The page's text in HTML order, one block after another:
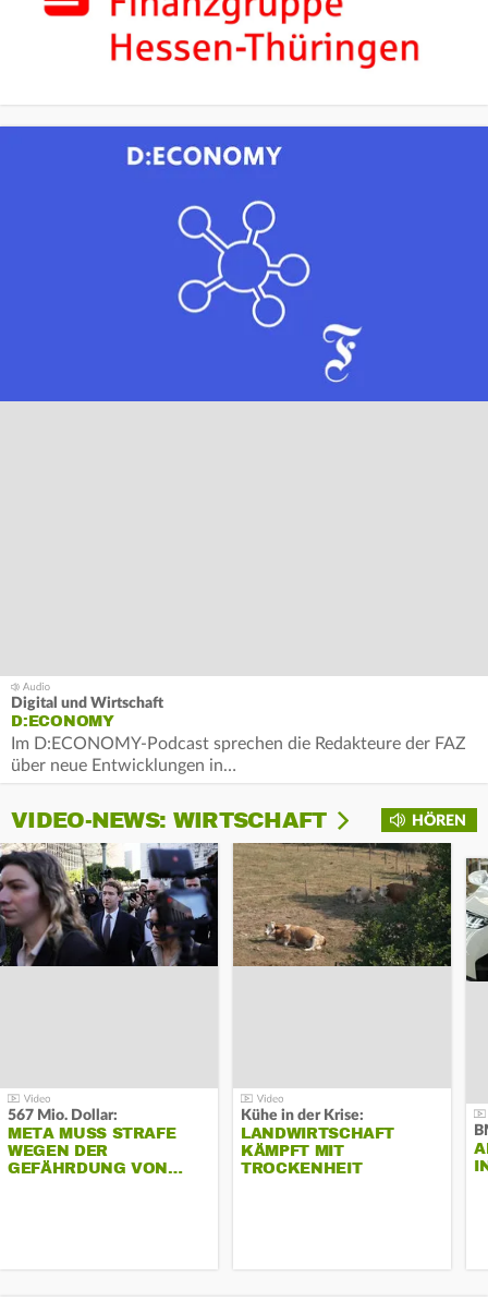
Digital und Wirtschaft
D:ECONOMY
Im D:ECONOMY-Podcast sprechen die Redakteure der FAZ
über neue Entwicklungen in…
HÖREN
VIDEO-NEWS: WIRTSCHAFT
567 Mio. Dollar:
META MUSS STRAFE
WEGEN DER
GEFÄHRDUNG VON…
Kühe in der Krise:
LANDWIRTSCHAFT
KÄMPFT MIT
TROCKENHEIT